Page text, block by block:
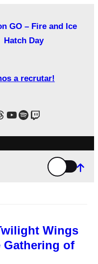
GO – Fire and Ice
Hatch Day
a recrutar!
no Threads!
YouTube
Spotify
Twitch
Wings
Gathering of